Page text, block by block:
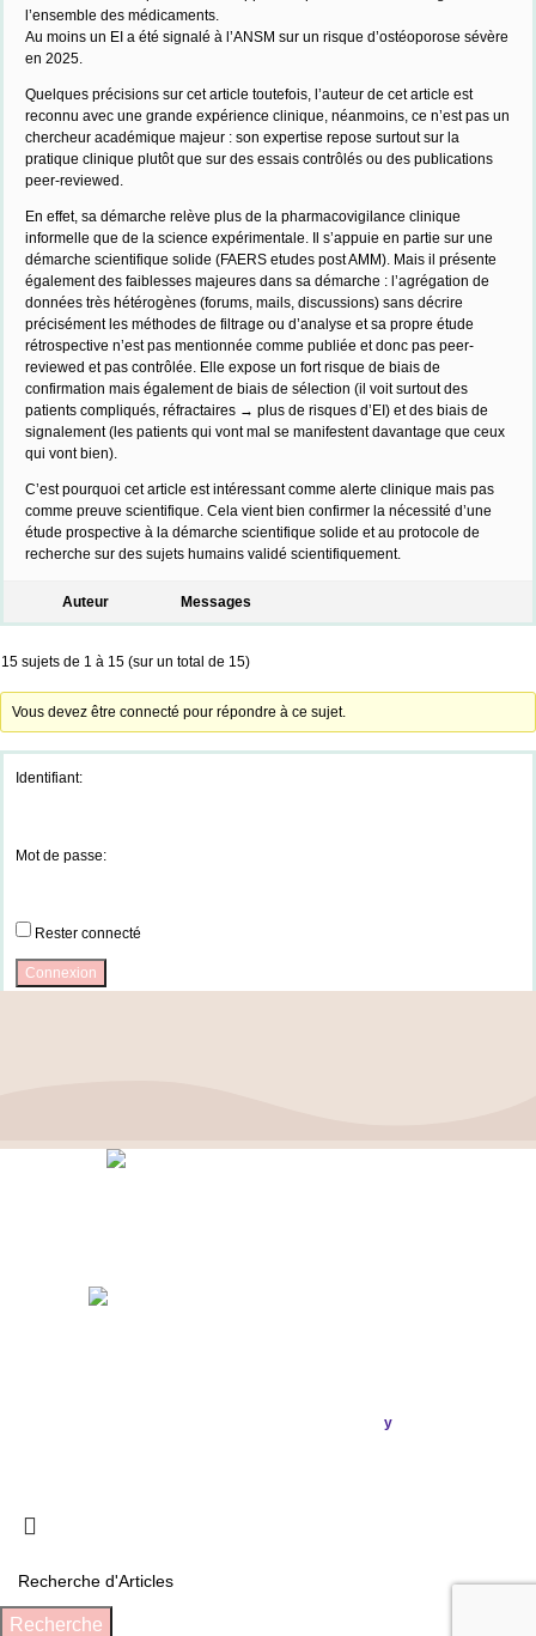
l’ensemble des médicaments.
Au moins un EI a été signalé à l’ANSM sur un risque d’ostéoporose sévère
en 2025.
Quelques précisions sur cet article toutefois, l’auteur de cet article est
reconnu avec une grande expérience clinique, néanmoins, ce n’est pas un
chercheur académique majeur : son expertise repose surtout sur la
pratique clinique plutôt que sur des essais contrôlés ou des publications
peer-reviewed.
En effet, sa démarche relève plus de la pharmacovigilance clinique
informelle que de la science expérimentale. Il s’appuie en partie sur une
démarche scientifique solide (FAERS etudes post AMM). Mais il présente
également des faiblesses majeures dans sa démarche : l’agrégation de
données très hétérogènes (forums, mails, discussions) sans décrire
précisément les méthodes de filtrage ou d’analyse et sa propre étude
rétrospective n’est pas mentionnée comme publiée et donc pas peer-
reviewed et pas contrôlée. Elle expose un fort risque de biais de
confirmation mais également de biais de sélection (il voit surtout des
patients compliqués, réfractaires → plus de risques d’EI) et des biais de
signalement (les patients qui vont mal se manifestent davantage que ceux
qui vont bien).
C’est pourquoi cet article est intéressant comme alerte clinique mais pas
comme preuve scientifique. Cela vient bien confirmer la nécessité d’une
étude prospective à la démarche scientifique solide et au protocole de
recherche sur des sujets humains validé scientifiquement.
Auteur Messages
15 sujets de 1 à 15 (sur un total de 15)
Vous devez être connecté pour répondre à ce sujet.
Identifiant:
Mot de passe:
Rester connecté
Connexion
y
Recherche